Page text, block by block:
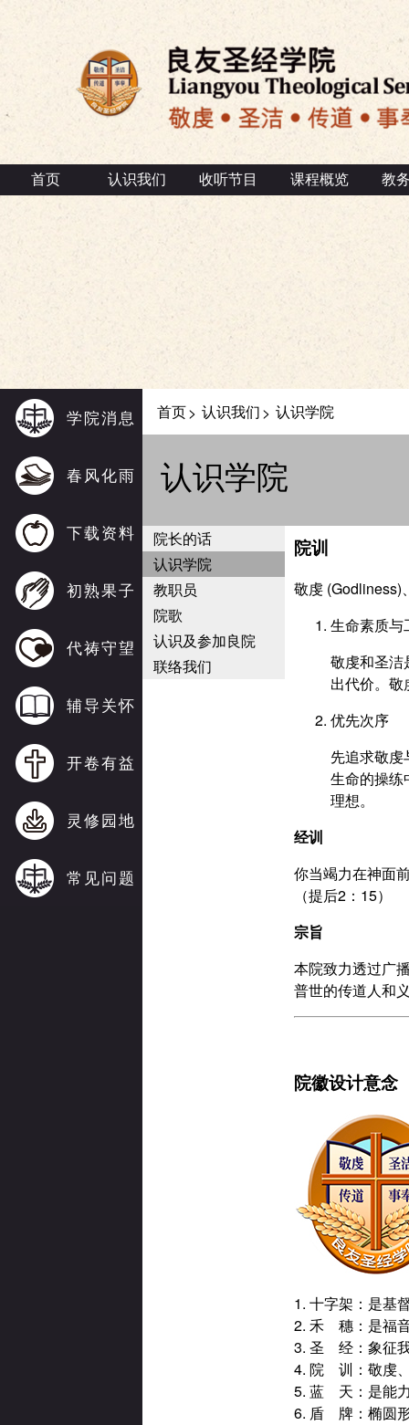
首页 认识我们 收听节目 课程概览 教
学院消息
春风化雨
下载资料
初熟果子
代祷守望
辅导关怀
开卷有益
灵修园地
常见问题
首页> 认识我们> 认识学院
认识学院
院长的话
认识学院
教职员
院歌
认识及参加良院
联络我们
院训
敬虔 (Godliness)
生命素质与
敬虔和圣洁
出代价。
优先次序
先追求敬虔
生命的操练
理想。
经训
你当竭力在神面
（提后2：15）
宗旨
本院致力透过广
普世的传道人和
院徽设计意念
1. 十字架：是基
2. 禾 穗：是福
3. 圣 经：象征
4. 院 训：敬虔
5. 蓝 天：是能
6. 盾 牌：椭圆